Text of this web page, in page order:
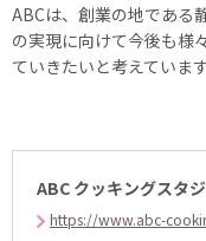
ABCは、創業の地である
の実現に向けて今後も様
ていきたいと考えています
ABC クッキングスタ
https://www.abc-